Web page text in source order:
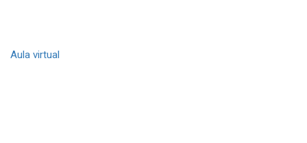
Aula virtual